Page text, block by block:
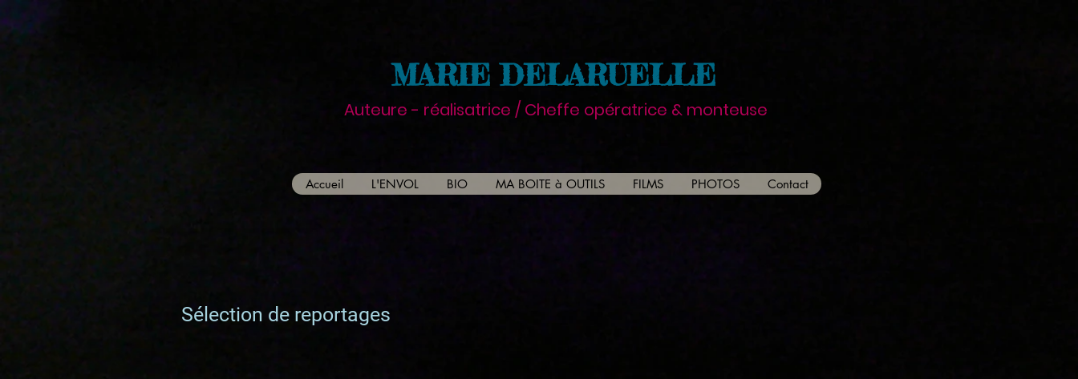
MARIE DELARUELLE
Auteure - réalisatrice / Cheffe opératrice & monteuse
Accueil L'ENVOL BIO MA BOITE à OUTILS FILMS PHOTOS Contact
Sélection de reportages